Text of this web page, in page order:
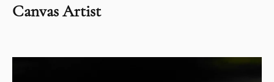
Canvas Artist